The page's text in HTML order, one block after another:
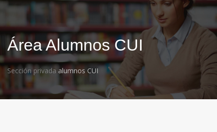
Área Alumnos CUI
Sección privada alumnos CUI